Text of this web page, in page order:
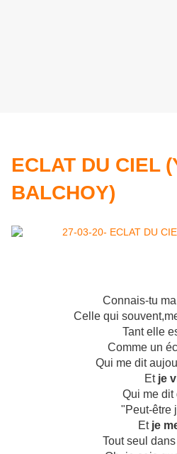
ECLAT DU CIEL
BALCHOY)
Connais-tu
Celle qui
Tant elle
Comme un
Qui me dit
Et je
Qui me dit
"Peut-être
Et je
Tout seul